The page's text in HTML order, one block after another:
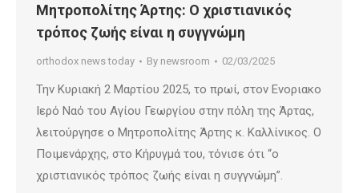
Μητροπολίτης Άρτης: Ο χριστιανικός
τρόπος ζωής είναι η συγγνώμη
orthodox news today By newsroom 02/03/2025
Την Κυριακή 2 Μαρτίου 2025, το πρωί, στον Ενοριακο
Ιερό Ναό του Αγίου Γεωργίου στην πόλη της Άρτας,
λειτούργησε ο Μητροπολίτης Άρτης κ. Καλλίνικος. Ο
Ποιμενάρχης, στο Κήρυγμά του, τόνισε ότι “ο
χριστιανικός τρόπος ζωής είναι η συγγνώμη”.